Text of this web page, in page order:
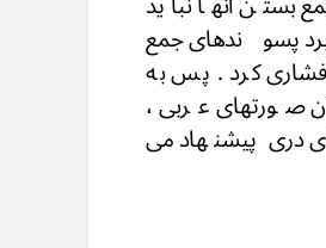
پسوندهای جمع
کرد . پس به
صورتهای عربی ،
دری پیشنهاد می